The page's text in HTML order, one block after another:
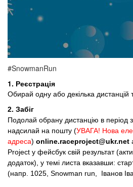
#SnowmanRun
1. Реєстрація
Обирай одну або декілька дистанцій
2. Забіг
Подолай обрану дистанцію в період
надсилай на пошту (УВАГА! Нова
адреса) online.raceproject@ukr.net
Project у фейсбук свій результат
додаток), у темі листа вказавши:
(напр. 1025, Snowman run, Іванов